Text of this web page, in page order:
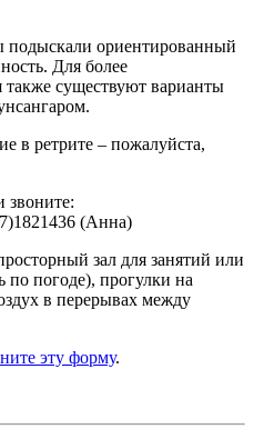
ориентированный
Для более
также существуют варианты
в ретрите – пожалуйста,
звоните:
(Анна)
зал для занятий или
по погоде), прогулки на
в перерывах между
эту форму.